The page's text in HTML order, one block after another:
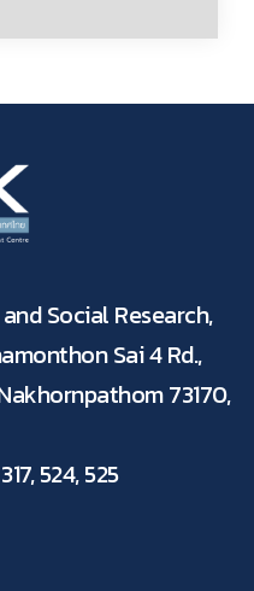
Social Research,
Sai 4 Rd.,
73170,
524, 525